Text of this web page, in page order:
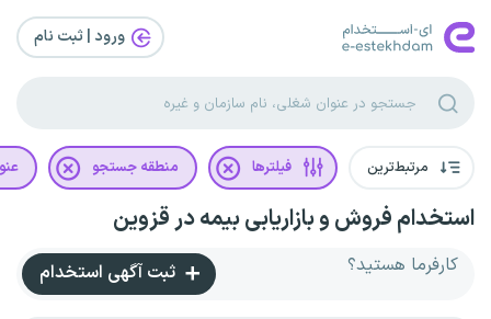
ورود | ثبت‌ نام
مرتبط‌ترین فیلترها منطقه جستجو
استخدام فروش و بازاریابی بیمه در قزوین
کارفرما هستید؟ ثبت آگهی استخدام